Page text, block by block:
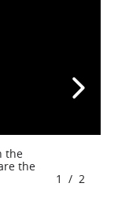
the
the
1 / 2